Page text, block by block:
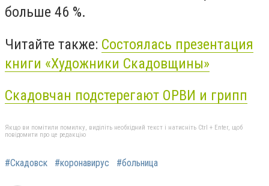
больше 46 %.
Читайте также: Состоялась презентация
книги «Художники Скадовщины»
Скадовчан подстерегают ОРВИ и грипп
Якщо ви помітили помилку, виділіть необхідний текст і натисніть Ctrl + Enter, щоб
повідомити про це редакцію
#Скадовск #коронавирус #больница